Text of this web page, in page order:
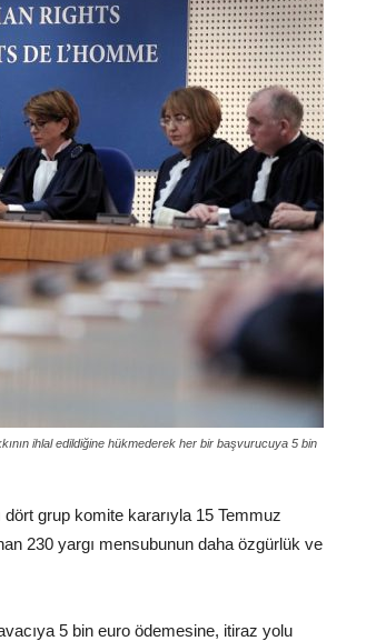
ihlal edildiğine hükmederek her bir başvurucuya 5 bin
dört grup komite kararıyla 15 Temmuz
230 yargı mensubunun daha özgürlük ve
5 bin euro ödemesine, itiraz yolu